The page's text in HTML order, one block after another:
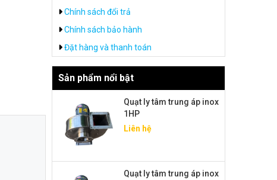
Chính sách đổi trả
Chính sách bảo hành
Đặt hàng và thanh toán
Sản phẩm nổi bật
Quạt ly tâm trung áp inox
1HP
Liên hệ
Quạt ly tâm trung áp inox